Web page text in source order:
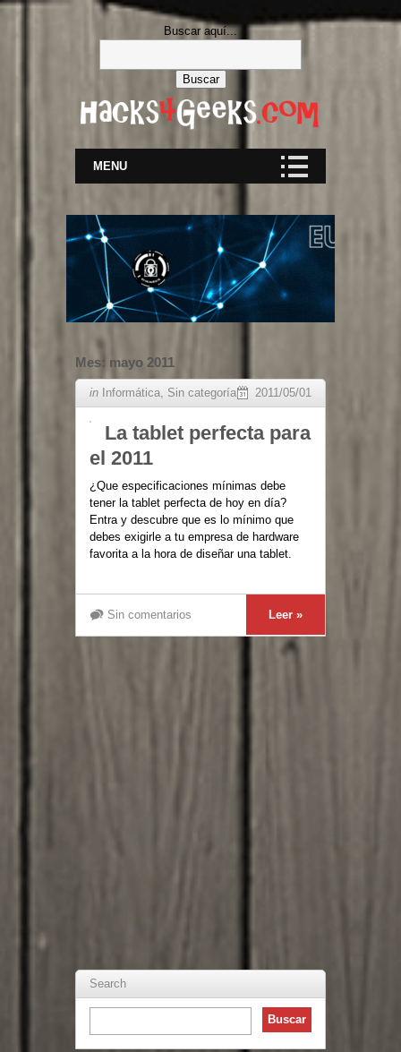
Buscar aquí...
MENU
Mes: mayo 2011
in Informática, Sin categoría 2011/05/01
La tablet perfecta para
el 2011
¿Que especificaciones mínimas debe
tener la tablet perfecta de hoy en día?
Entra y descubre que es lo mínimo que
debes exigirle a tu empresa de hardware
favorita a la hora de diseñar una tablet.
Sin comentarios Leer »
Search